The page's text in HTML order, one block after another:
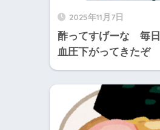
2025年11月7日
酢ってすげーな 毎日
血圧下がってきたぞ